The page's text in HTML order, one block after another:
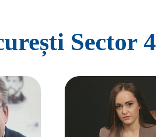
Sector 4